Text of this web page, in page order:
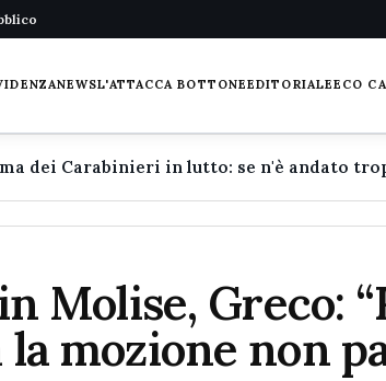
NEWSL'ATTACCA BOTTONEEDITORIALEECO
Molise, Greco:
la mozione non